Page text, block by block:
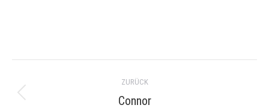
navigation
ZURÜCK
Previous
Connor